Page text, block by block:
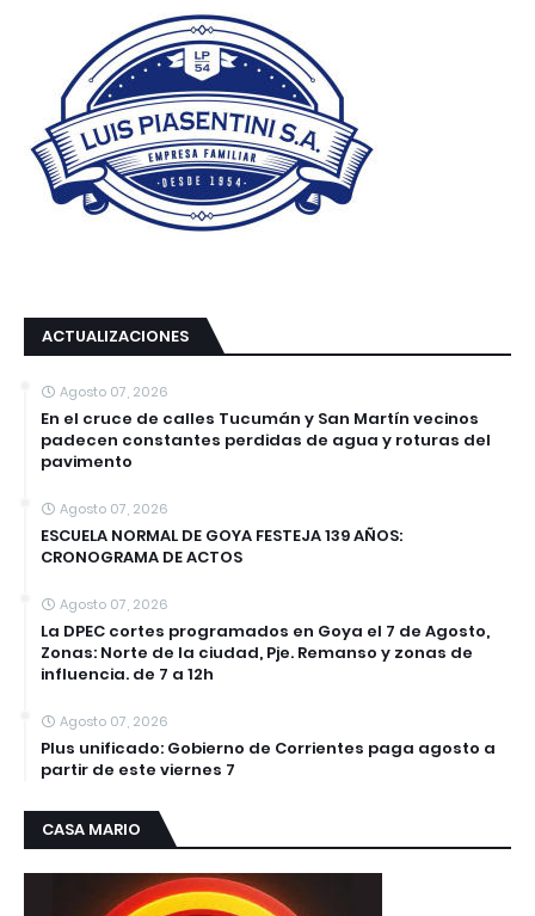
ACTUALIZACIONES
Agosto 07, 2026
En el cruce de calles Tucumán y San Martín vecinos
padecen constantes perdidas de agua y roturas del
pavimento
Agosto 07, 2026
ESCUELA NORMAL DE GOYA FESTEJA 139 AÑOS:
CRONOGRAMA DE ACTOS
Agosto 07, 2026
La DPEC cortes programados en Goya el 7 de Agosto,
Zonas: Norte de la ciudad, Pje. Remanso y zonas de
influencia. de 7 a 12h
Agosto 07, 2026
Plus unificado: Gobierno de Corrientes paga agosto a
partir de este viernes 7
CASA MARIO